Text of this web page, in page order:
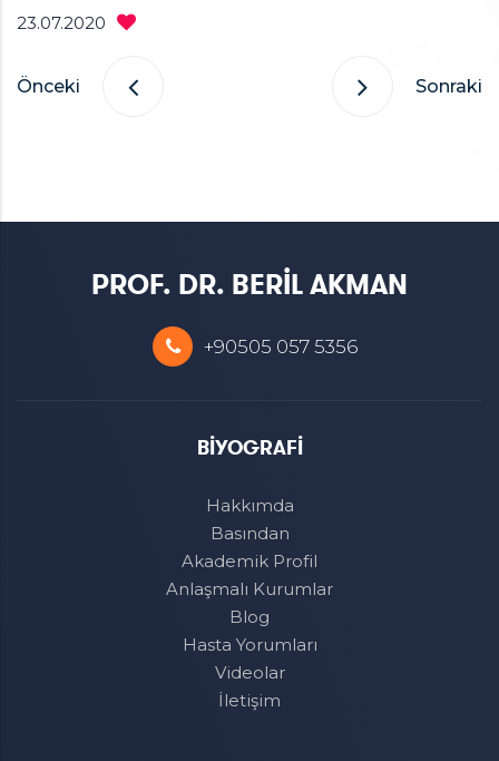
23.07.2020
Önceki Sonraki
PROF. DR. BERİL AKMAN
+90505 057 5356
BİYOGRAFİ
Hakkımda
Basından
Akademik Profil
Anlaşmalı Kurumlar
Blog
Hasta Yorumları
Videolar
İletişim